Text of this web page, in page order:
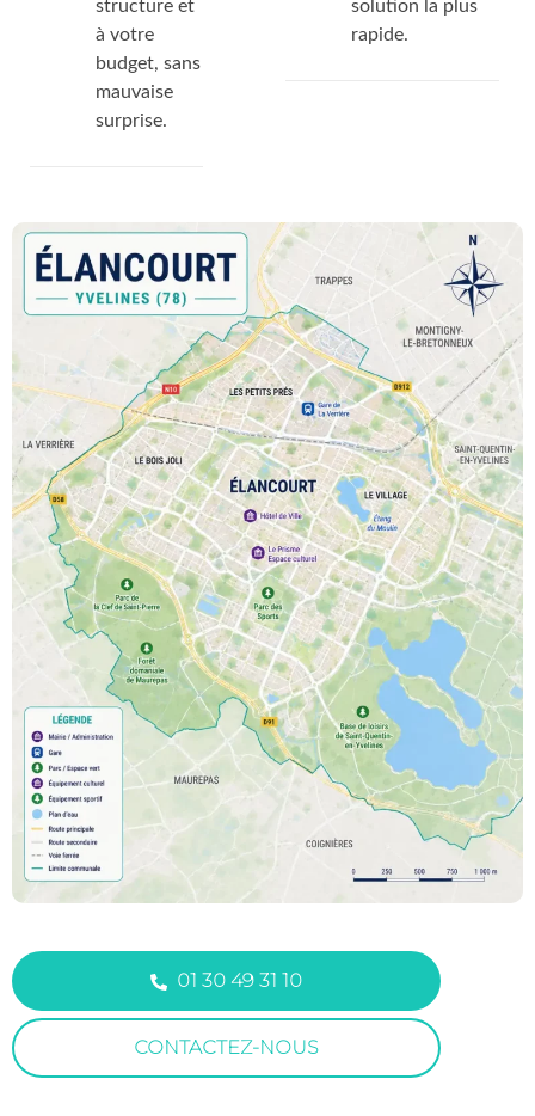
structure et
à votre
budget, sans
mauvaise
surprise.
solution la plus
rapide.
01 30 49 31 10
CONTACTEZ-NOUS